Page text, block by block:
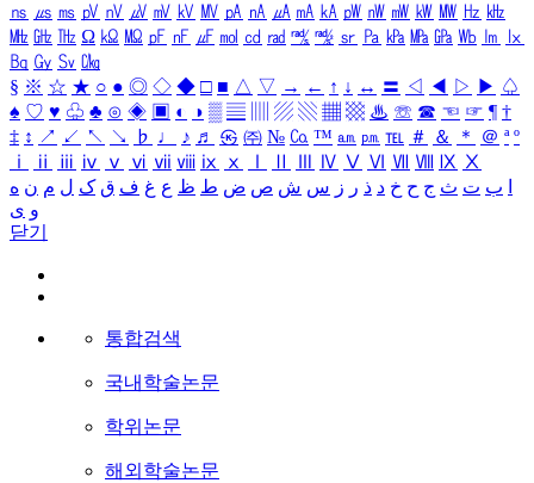
㎱ ㎲ ㎳ ㎴ ㎵ ㎶ ㎷ ㎸ ㎹ ㎀ ㎁ ㎂ ㎃ ㎄ ㎺ ㎻ ㎽ ㎾ ㎿ ㎐ ㎑
㎒ ㎓ ㎔ Ω ㏀ ㏁ ㎊ ㎋ ㎌ ㏖ ㏅ ㎭ ㎮ ㎯ ㏛ ㎩ ㎪ ㎫ ㎬ ㏝ ㏐
㏓
㏃ ㏉ ㏜ ㏆
§ ※ ☆ ★ ○ ● ◎ ◇ ◆ □ ■ △ ▽ → ← ↑ ↓ ↔ 〓 ◁ ◀ ▷ ▶ ♤
♠ ♡ ♥ ♧ ♣ ⊙ ◈ ▣ ◐ ◑ ▒ ▤ ▨ ▧ ▦ ▩ ♨ ☏ ☎ ☜ ☞ ¶ †
‡ ↕ ↗ ↙ ↖ ↘ ♭ ♩ ♪ ♬ ㉿ ㈜ № ㏇ ™ ㏂ ㏘ ℡ ＃ ＆ ＊ ＠ ª º
ⅰ
ⅱ ⅲ ⅳ ⅴ ⅵ ⅶ ⅷ ⅸ ⅹ Ⅳ Ⅴ Ⅵ Ⅶ Ⅷ Ⅸ Ⅹ
ب ت ث ج ح خ د ذ ر ز س ش ص ض ط ظ ع غ ف ق ک ل م ن ه
و ی
닫기
통합검색
국내학술논문
학위논문
해외학술논문